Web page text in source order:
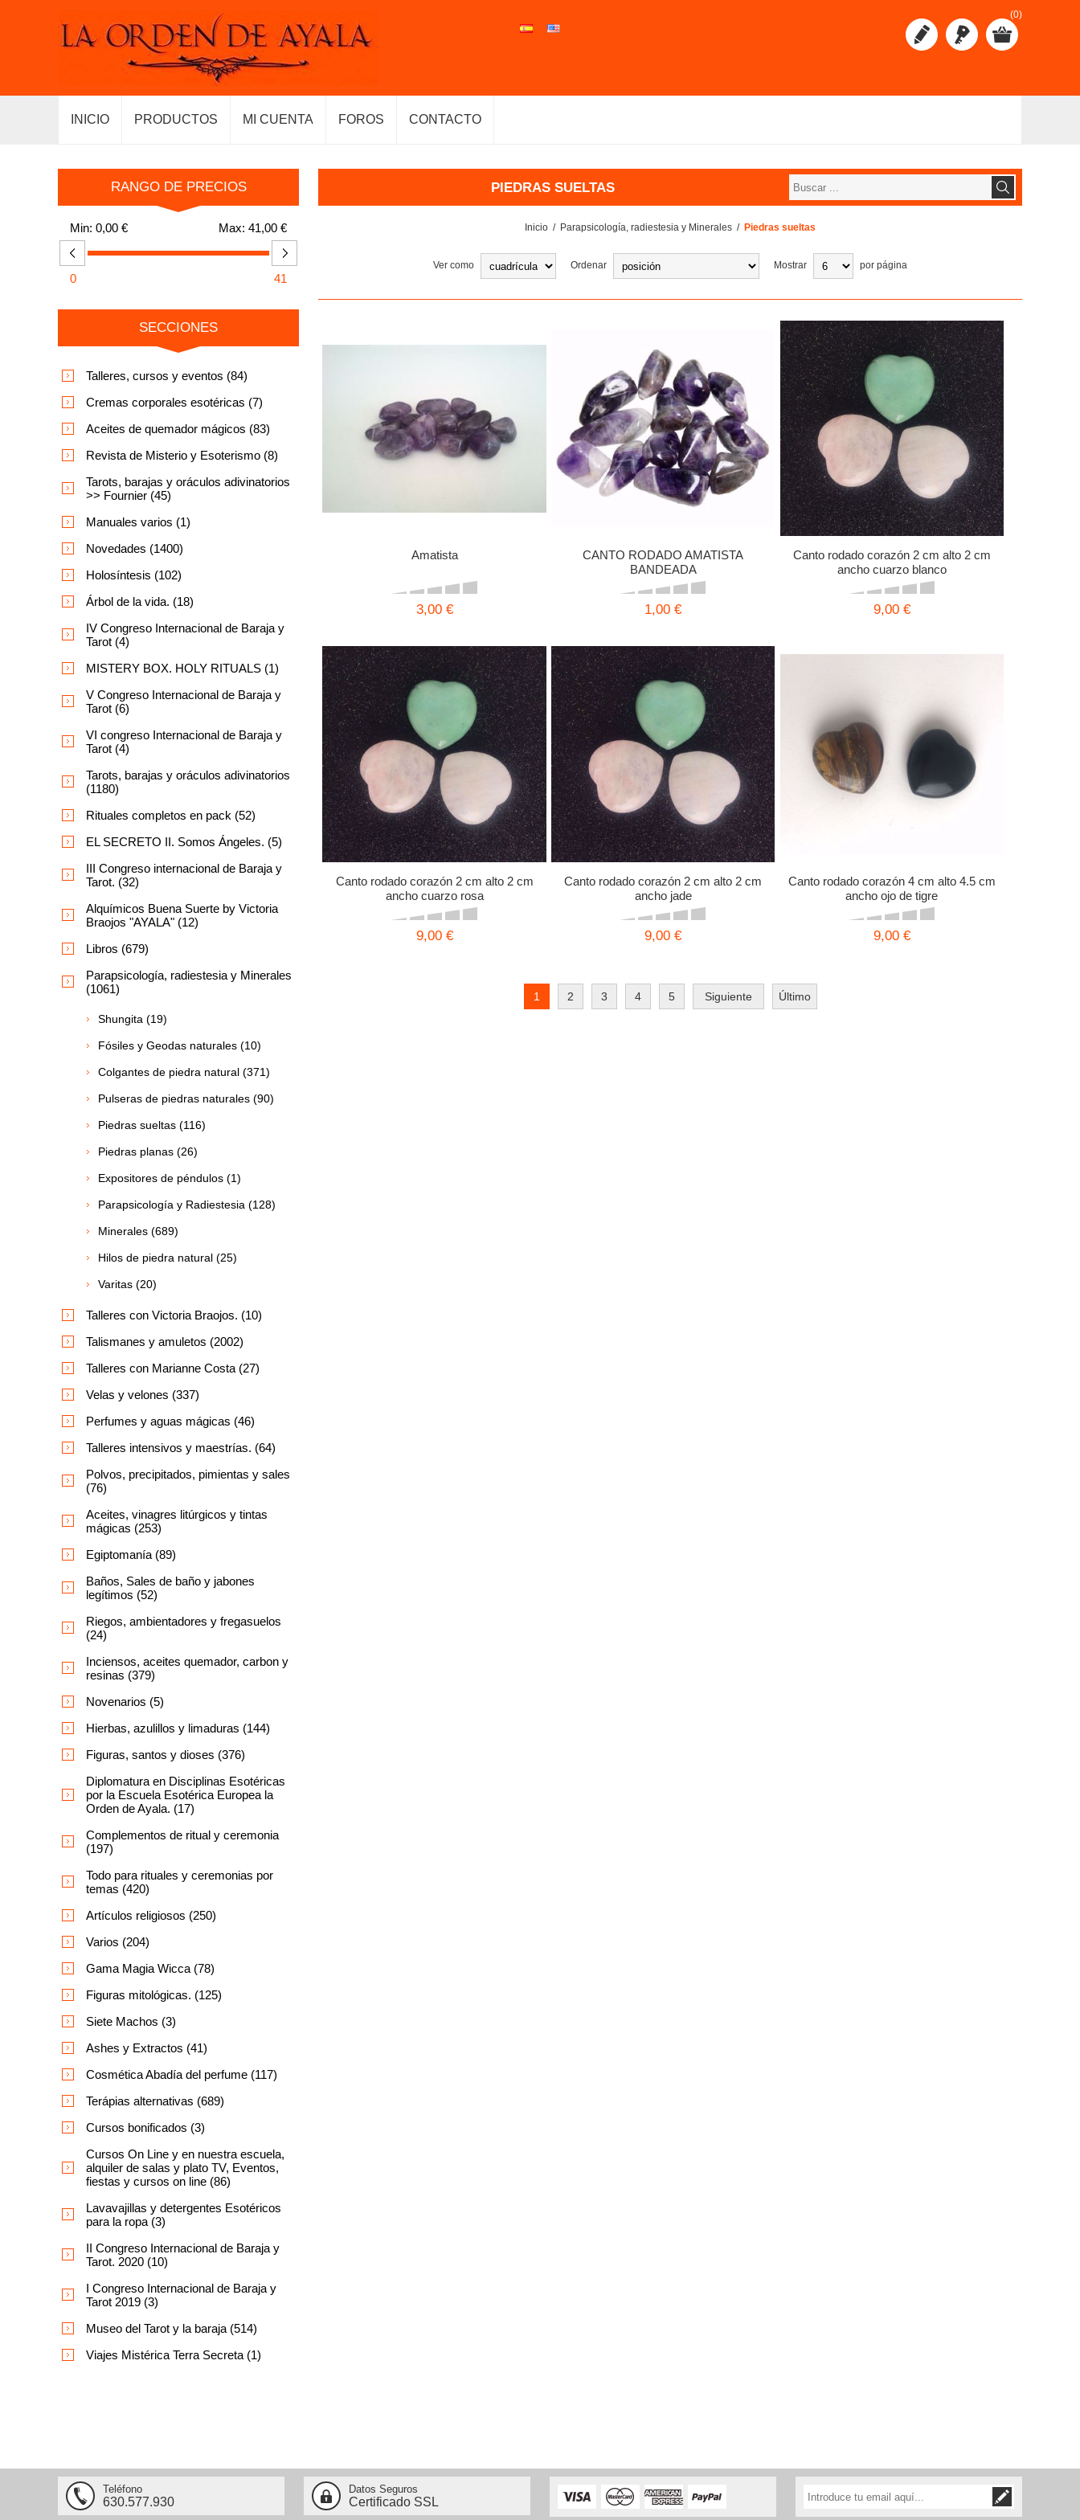
(0)
INICIO PRODUCTOS MI CUENTA FOROS CONTACTO
PIEDRAS SUELTAS
Inicio / Parapsicología, radiestesia y Minerales / Piedras sueltas
Ver como Ordenar Mostrar por página
Amatista
3,00 €
CANTO RODADO AMATISTA
BANDEADA
1,00 €
Canto rodado corazón 2 cm alto 2 cm
ancho cuarzo blanco
9,00 €
Canto rodado corazón 2 cm alto 2 cm
ancho cuarzo rosa
9,00 €
Canto rodado corazón 2 cm alto 2 cm
ancho jade
9,00 €
Canto rodado corazón 4 cm alto 4.5 cm
ancho ojo de tigre
9,00 €
1 2 3 4 5 Siguiente Último
RANGO DE PRECIOS
Min: 0,00 € Max: 41,00 €
0 41
SECCIONES
Talleres, cursos y eventos (84)
Cremas corporales esotéricas (7)
Aceites de quemador mágicos (83)
Revista de Misterio y Esoterismo (8)
Tarots, barajas y oráculos adivinatorios
>> Fournier (45)
Manuales varios (1)
Novedades (1400)
Holosíntesis (102)
Árbol de la vida. (18)
IV Congreso Internacional de Baraja y
Tarot (4)
MISTERY BOX. HOLY RITUALS (1)
V Congreso Internacional de Baraja y
Tarot (6)
VI congreso Internacional de Baraja y
Tarot (4)
Tarots, barajas y oráculos adivinatorios
(1180)
Rituales completos en pack (52)
EL SECRETO II. Somos Ángeles. (5)
III Congreso internacional de Baraja y
Tarot. (32)
Alquímicos Buena Suerte by Victoria
Braojos "AYALA" (12)
Libros (679)
Parapsicología, radiestesia y Minerales
(1061)
Shungita (19)
Fósiles y Geodas naturales (10)
Colgantes de piedra natural (371)
Pulseras de piedras naturales (90)
Piedras sueltas (116)
Piedras planas (26)
Expositores de péndulos (1)
Parapsicología y Radiestesia (128)
Minerales (689)
Hilos de piedra natural (25)
Varitas (20)
Talleres con Victoria Braojos. (10)
Talismanes y amuletos (2002)
Talleres con Marianne Costa (27)
Velas y velones (337)
Perfumes y aguas mágicas (46)
Talleres intensivos y maestrías. (64)
Polvos, precipitados, pimientas y sales
(76)
Aceites, vinagres litúrgicos y tintas
mágicas (253)
Egiptomanía (89)
Baños, Sales de baño y jabones
legítimos (52)
Riegos, ambientadores y fregasuelos
(24)
Inciensos, aceites quemador, carbon y
resinas (379)
Novenarios (5)
Hierbas, azulillos y limaduras (144)
Figuras, santos y dioses (376)
Diplomatura en Disciplinas Esotéricas
por la Escuela Esotérica Europea la
Orden de Ayala. (17)
Complementos de ritual y ceremonia
(197)
Todo para rituales y ceremonias por
temas (420)
Artículos religiosos (250)
Varios (204)
Gama Magia Wicca (78)
Figuras mitológicas. (125)
Siete Machos (3)
Ashes y Extractos (41)
Cosmética Abadía del perfume (117)
Terápias alternativas (689)
Cursos bonificados (3)
Cursos On Line y en nuestra escuela,
alquiler de salas y plato TV, Eventos,
fiestas y cursos on line (86)
Lavavajillas y detergentes Esotéricos
para la ropa (3)
II Congreso Internacional de Baraja y
Tarot. 2020 (10)
I Congreso Internacional de Baraja y
Tarot 2019 (3)
Museo del Tarot y la baraja (514)
Viajes Mistérica Terra Secreta (1)
Teléfono
630.577.930
Datos Seguros
Certificado SSL